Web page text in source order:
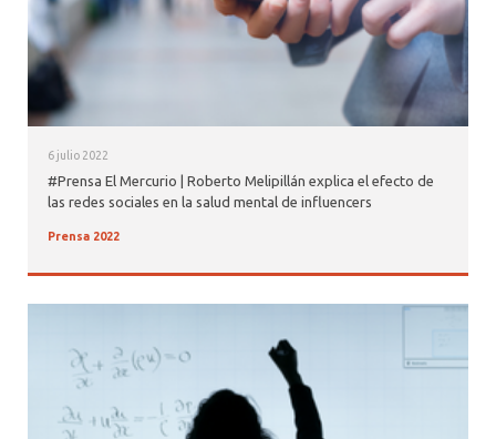
6 julio 2022
#Prensa El Mercurio | Roberto Melipillán explica el efecto de
las redes sociales en la salud mental de influencers
Prensa 2022